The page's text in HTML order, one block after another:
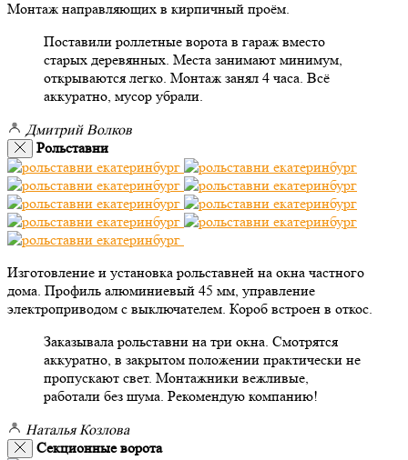
Монтаж направляющих в кирпичный проём.
Поставили роллетные ворота в гараж вместо
старых деревянных. Места занимают минимум,
открываются легко. Монтаж занял 4 часа. Всё
аккуратно, мусор убрали.
Дмитрий Волков
Рольставни
Изготовление и установка рольставней на окна частного
дома. Профиль алюминиевый 45 мм, управление
электроприводом с выключателем. Короб встроен в откос.
Заказывала рольставни на три окна. Смотрятся
аккуратно, в закрытом положении практически не
пропускают свет. Монтажники вежливые,
работали без шума. Рекомендую компанию!
Наталья Козлова
Секционные ворота